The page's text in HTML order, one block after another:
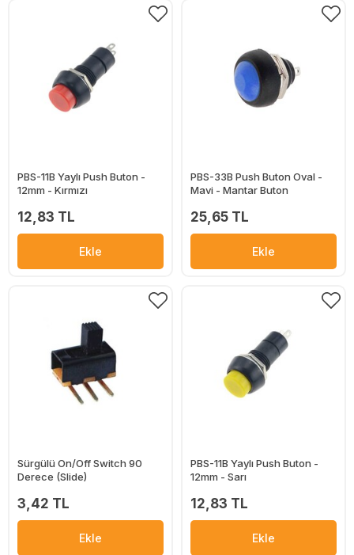
PBS-11B Yaylı Push Buton -
12mm - Kırmızı
12,83 TL
Ekle
PBS-33B Push Buton Oval -
Mavi - Mantar Buton
25,65 TL
Ekle
Sürgülü On/Off Switch 90
Derece (Slide)
3,42 TL
Ekle
PBS-11B Yaylı Push Buton -
12mm - Sarı
12,83 TL
Ekle